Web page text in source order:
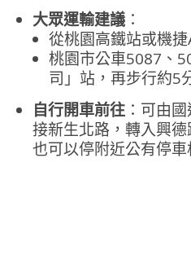
大眾運輸建議 ：
從桃園高鐵站或機
桃園市公車5087、
司」站，再步行約5
自行開車前往 ：可由
接新生北路，轉入興
也可以停附近公有停車